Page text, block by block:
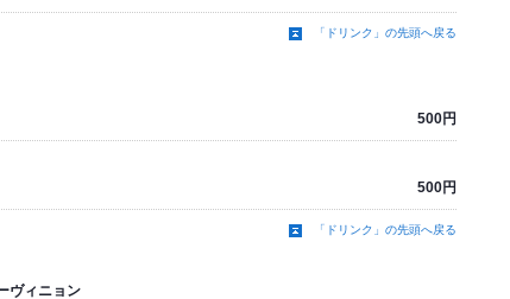
「ドリンク」の先頭へ戻る
500円
500円
「ドリンク」の先頭へ戻る
ィニョン